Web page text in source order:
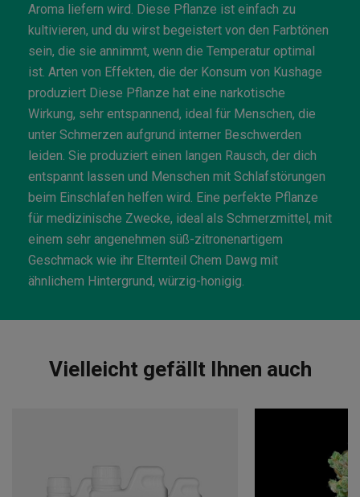
Aroma liefern wird. Diese Pflanze ist einfach zu
kultivieren, und du wirst begeistert von den Farbtönen
sein, die sie annimmt, wenn die Temperatur optimal
ist. Arten von Effekten, die der Konsum von Kushage
produziert Diese Pflanze hat eine narkotische
Wirkung, sehr entspannend, ideal für Menschen, die
unter Schmerzen aufgrund interner Beschwerden
leiden. Sie produziert einen langen Rausch, der dich
entspannt lassen und Menschen mit Schlafstörungen
beim Einschlafen helfen wird. Eine perfekte Pflanze
für medizinische Zwecke, ideal als Schmerzmittel, mit
einem sehr angenehmen süß-zitronenartigem
Geschmack wie ihr Elternteil Chem Dawg mit
ähnlichem Hintergrund, würzig-honigig.
Vielleicht gefällt Ihnen auch